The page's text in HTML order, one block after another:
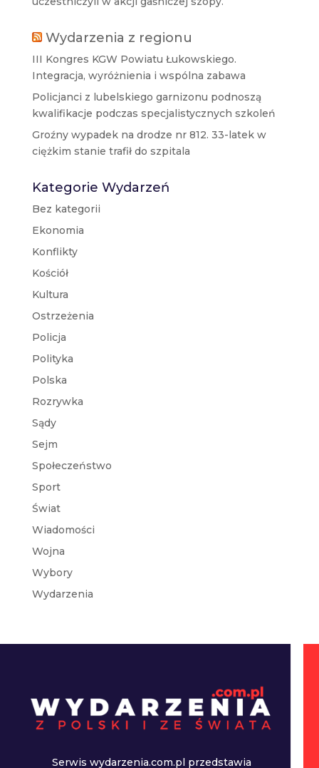
Wydarzenia z regionu
III Kongres KGW Powiatu Łukowskiego.
Integracja, wyróżnienia i wspólna zabawa
Policjanci z lubelskiego garnizonu podnoszą
kwalifikacje podczas specjalistycznych szkoleń
Groźny wypadek na drodze nr 812. 33-latek w
ciężkim stanie trafił do szpitala
Kategorie Wydarzeń
Bez kategorii
Ekonomia
Konflikty
Kościół
Kultura
Ostrzeżenia
Policja
Polityka
Polska
Rozrywka
Sądy
Sejm
Społeczeństwo
Sport
Świat
Wiadomości
Wojna
Wybory
Wydarzenia
Serwis wydarzenia.com.pl przedstawia